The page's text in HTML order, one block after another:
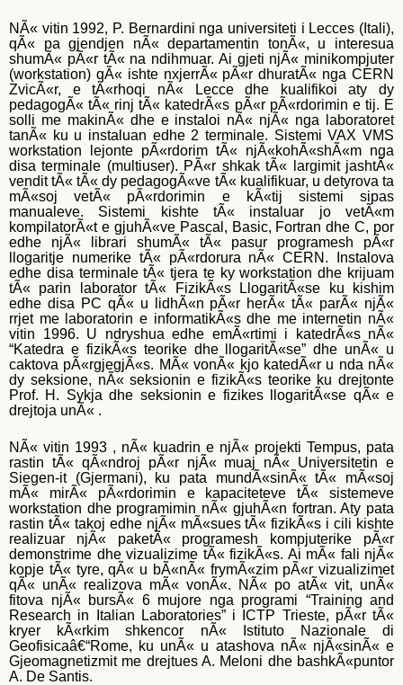
NÃ« vitin 1992, P. Bernardini nga universiteti i Lecces (Itali),
qÃ« pa gjendjen nÃ« departamentin tonÃ«, u interesua
shumÃ« pÃ«r tÃ« na ndihmuar. Ai gjeti njÃ« minikompjuter
(workstation) qÃ« ishte nxjerrÃ« pÃ«r dhuratÃ« nga CERN
ZvicÃ«r, e tÃ«rhoqi nÃ« Lecce dhe kualifikoi aty dy
pedagogÃ« tÃ« rinj tÃ« katedrÃ«s pÃ«r pÃ«rdorimin e tij. E
solli me makinÃ« dhe e instaloi nÃ« njÃ« nga laboratoret
tanÃ« ku u instaluan edhe 2 terminale. Sistemi VAX VMS
workstation lejonte pÃ«rdorim tÃ« njÃ«kohÃ«shÃ«m nga
disa terminale (multiuser). PÃ«r shkak tÃ« largimit jashtÃ«
vendit tÃ« tÃ« dy pedagogÃ«ve tÃ« kualifikuar, u detyrova ta
mÃ«soj vetÃ« pÃ«rdorimin e kÃ«tij sistemi sipas
manualeve. Sistemi kishte tÃ« instaluar jo vetÃ«m
kompilatorÃ«t e gjuhÃ«ve Pascal, Basic, Fortran dhe C, por
edhe njÃ« librari shumÃ« tÃ« pasur programesh pÃ«r
llogaritje numerike tÃ« pÃ«rdorura nÃ« CERN. Instalova
edhe disa terminale tÃ« tjera te ky workstation dhe krijuam
tÃ« parin laborator tÃ« FizikÃ«s LlogaritÃ«se ku kishim
edhe disa PC qÃ« u lidhÃ«n pÃ«r herÃ« tÃ« parÃ« njÃ«
rrjet me laboratorin e informatikÃ«s dhe me internetin nÃ«
vitin 1996. U ndryshua edhe emÃ«rtimi i katedrÃ«s nÃ«
“Katedra e fizikÃ«s teorike dhe llogaritÃ«se” dhe unÃ« u
caktova pÃ«rgjegjÃ«s. MÃ« vonÃ« kjo katedÃ«r u nda nÃ«
dy seksione, nÃ« seksionin e fizikÃ«s teorike ku drejtonte
Prof. H. Sykja dhe seksionin e fizikes llogaritÃ«se qÃ« e
drejtoja unÃ« .
NÃ« vitin 1993 , nÃ« kuadrin e njÃ« projekti Tempus, pata
rastin tÃ« qÃ«ndroj pÃ«r njÃ« muaj nÃ« Universitetin e
Siegen-it (Gjermani), ku pata mundÃ«sinÃ« tÃ« mÃ«soj
mÃ« mirÃ« pÃ«rdorimin e kapaciteteve tÃ« sistemeve
workstation dhe programimin nÃ« gjuhÃ«n fortran. Aty pata
rastin tÃ« takoj edhe njÃ« mÃ«sues tÃ« fizikÃ«s i cili kishte
realizuar njÃ« paketÃ« programesh kompjuterike pÃ«r
demonstrime dhe vizualizime tÃ« fizikÃ«s. Ai mÃ« fali njÃ«
kopje tÃ« tyre, qÃ« u bÃ«nÃ« frymÃ«zim pÃ«r vizualizimet
qÃ« unÃ« realizova mÃ« vonÃ«. NÃ« po atÃ« vit, unÃ«
fitova njÃ« bursÃ« 6 mujore nga programi “Training and
Research in Italian Laboratories” i ICTP Trieste, pÃ«r tÃ«
kryer kÃ«rkim shkencor nÃ« Istituto Nazionale di
Geofisicaâ€“Rome, ku unÃ« u atashova nÃ« njÃ«sinÃ« e
Gjeomagnetizmit me drejtues A. Meloni dhe bashkÃ«puntor
A. De Santis.